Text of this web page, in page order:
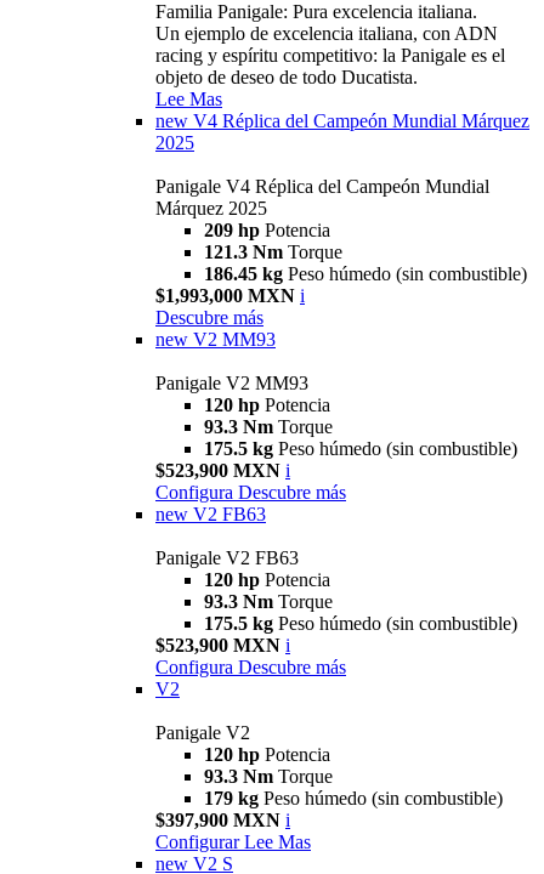
Familia Panigale: Pura excelencia italiana.
Un ejemplo de excelencia italiana, con ADN
racing y espíritu competitivo: la Panigale es el
objeto de deseo de todo Ducatista.
Lee Mas
new V4 Réplica del Campeón Mundial Márquez
2025
Panigale V4 Réplica del Campeón Mundial
Márquez 2025
209 hp Potencia
121.3 Nm Torque
186.45 kg Peso húmedo (sin combustible)
$1,993,000 MXN i
Descubre más
new V2 MM93
Panigale V2 MM93
120 hp Potencia
93.3 Nm Torque
175.5 kg Peso húmedo (sin combustible)
$523,900 MXN i
Configura Descubre más
new V2 FB63
Panigale V2 FB63
120 hp Potencia
93.3 Nm Torque
175.5 kg Peso húmedo (sin combustible)
$523,900 MXN i
Configura Descubre más
V2
Panigale V2
120 hp Potencia
93.3 Nm Torque
179 kg Peso húmedo (sin combustible)
$397,900 MXN i
Configurar Lee Mas
new V2 S